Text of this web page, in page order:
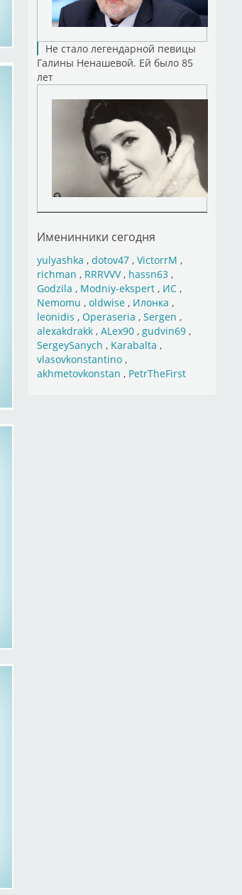
Не стало легендарной певицы
Галины Ненашевой. Ей было 85
лет
Именинники сегодня
yulyashka , dotov47, VictorrM ,
richman , RRRVVV, hassn63,
Godzila , Modniy-ekspert, ИС,
Nemomu , oldwise, Илонка ,
leonidis , Operaseria , Sergen ,
alexakdrakk, ALex90, gudvin69,
SergeySanych , Karabalta ,
vlasovkonstantino,
akhmetovkonstan , PetrTheFirst